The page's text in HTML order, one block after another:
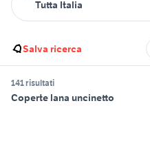
Salva ricerca
141 risultati
Coperte lana uncinetto